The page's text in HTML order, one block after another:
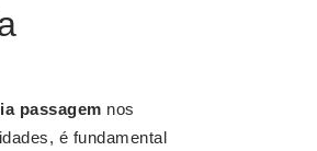
passagem nos
é fundamental